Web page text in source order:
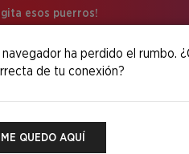
esos puerros!
ha perdido el rumbo.
de tu conexión?
QUEDO AQUÍ